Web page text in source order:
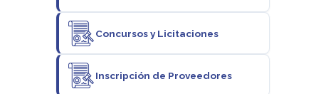
Concursos y Licitaciones
Inscripción de Proveedores